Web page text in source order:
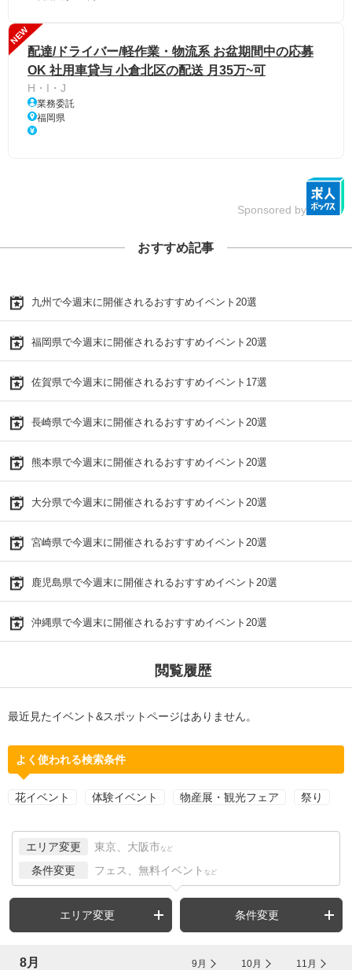
NEW
配達/ドライバー/軽作業・物流系 お盆期間中の応募
OK 社用車貸与 小倉北区の配送 月35万~可
H・I・J
業務委託
福岡県
Sponsored by
おすすめ記事
九州で今週末に開催されるおすすめイベント20選
福岡県で今週末に開催されるおすすめイベント20選
佐賀県で今週末に開催されるおすすめイベント17選
長崎県で今週末に開催されるおすすめイベント20選
熊本県で今週末に開催されるおすすめイベント20選
大分県で今週末に開催されるおすすめイベント20選
宮崎県で今週末に開催されるおすすめイベント20選
鹿児島県で今週末に開催されるおすすめイベント20選
沖縄県で今週末に開催されるおすすめイベント20選
閲覧履歴
最近見たイベント&スポットページはありません。
よく使われる検索条件
花イベント 体験イベント 物産展・観光フェア 祭り
エリア変更 東京、大阪市 など
条件変更 フェス、無料イベント など
エリア変更 条件変更
8月 9月 10月 11月